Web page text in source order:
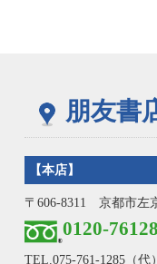
朋友書
【本店】
〒606-8311 京都市左
0120-
TEL. 075-761-1285（代）